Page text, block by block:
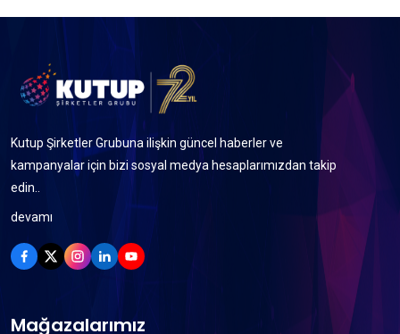
Kutup Şirketler Grubuna ilişkin güncel haberler ve
kampanyalar için bizi sosyal medya hesaplarımızdan takip
edin..
devamı
Mağazalarımız